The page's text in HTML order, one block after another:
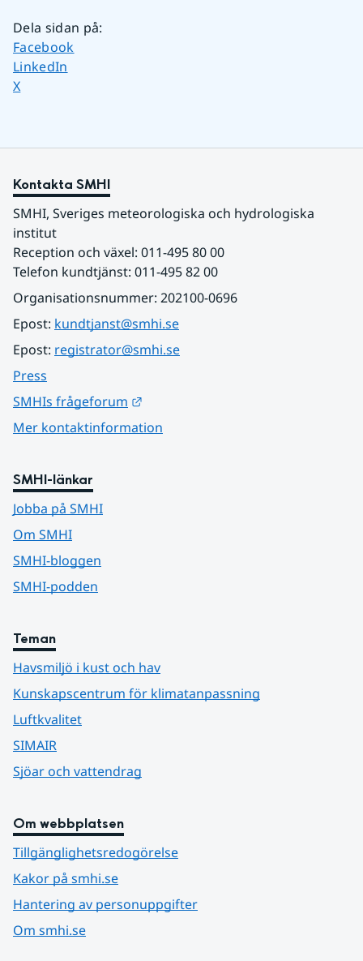
Dela sidan på:
Dela sidan på
Facebook
Dela sidan på
LinkedIn
Dela sidan på
X
Kontakta SMHI
SMHI, Sveriges meteorologiska och hydrologiska
institut
Reception och växel: 011-495 80 00
Telefon kundtjänst: 011-495 82 00
Organisationsnummer: 202100-0696
Epost: kundtjanst@smhi.se
Epost: registrator@smhi.se
Press
SMHIs frågeforum
Mer kontaktinformation
SMHI-länkar
Jobba på SMHI
Om SMHI
SMHI-bloggen
SMHI-podden
Teman
Havsmiljö i kust och hav
Kunskapscentrum för klimatanpassning
Luftkvalitet
SIMAIR
Sjöar och vattendrag
Om webbplatsen
Tillgänglighetsredogörelse
Kakor på smhi.se
Hantering av personuppgifter
Om smhi.se